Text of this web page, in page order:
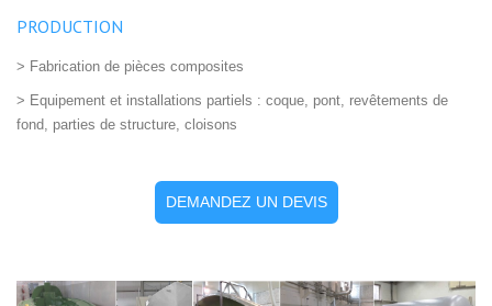
PRODUCTION
> Fabrication de pièces composites
> Equipement et installations partiels : coque, pont, revêtements de
fond, parties de structure, cloisons
DEMANDEZ UN DEVIS